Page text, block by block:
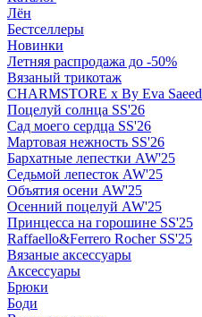
Лён
Бестселлеры
Новинки
Летняя распродажа до -50%
Вязаный трикотаж
CHARMSTORE х By Eva Saeed
Поцелуй солнца SS'26
Сад моего сердца SS'26
Мартовая нежность SS'26
Бархатные лепестки AW'25
Седьмой лепесток AW'25
Объятия осени AW'25
Осенний поцелуй AW'25
Принцесса на горошине SS'25
Raffaello&Ferrero Rocher SS'25
Вязаные аксессуары
Аксессуары
Брюки
Боди